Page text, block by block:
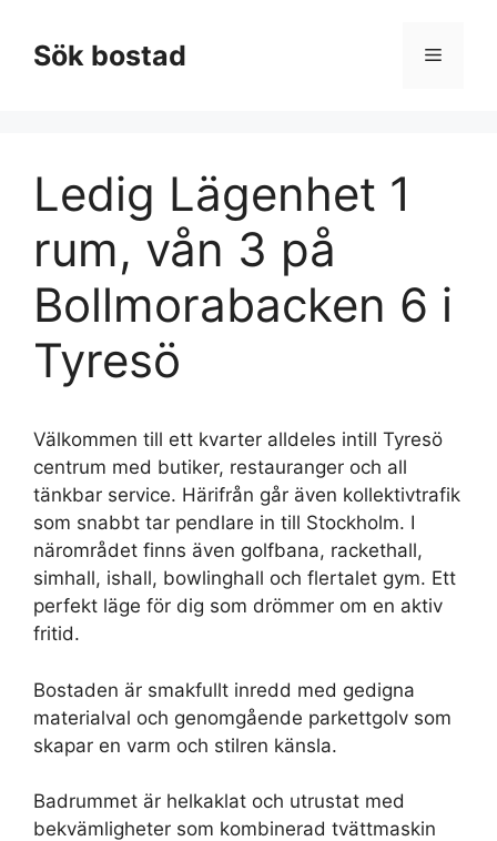
innehållSök bostad Meny
Ledig Lägenhet 1
rum, vån 3 på
Bollmorabacken 6 i
Tyresö
Välkommen till ett kvarter alldeles intill Tyresö
centrum med butiker, restauranger och all
tänkbar service. Härifrån går även kollektivtrafik
som snabbt tar pendlare in till Stockholm. I
närområdet finns även golfbana, rackethall,
simhall, ishall, bowlinghall och flertalet gym. Ett
perfekt läge för dig som drömmer om en aktiv
fritid.
Bostaden är smakfullt inredd med gedigna
materialval och genomgående parkettgolv som
skapar en varm och stilren känsla.
Badrummet är helkaklat och utrustat med
bekvämligheter som kombinerad tvättmaskin